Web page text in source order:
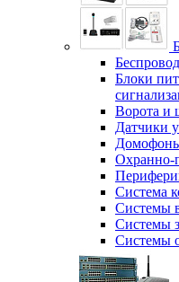
Блоки
Ворота и
Датчики
Охранно-
Система
Системы
Системы
Системы